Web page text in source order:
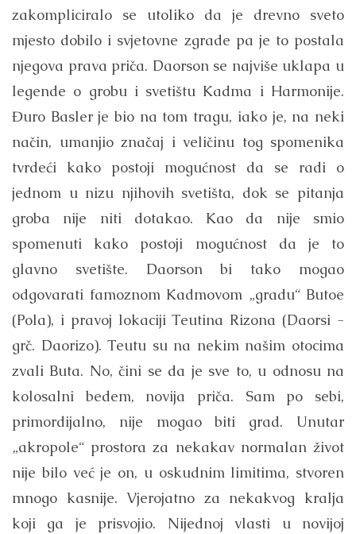
zakompliciralo se utoliko da je drevno sveto
mjesto dobilo i svjetovne zgrade pa je to postala
njegova prava priča. Daorson se najviše uklapa u
legende o grobu i svetištu Kadma i Harmonije.
Đuro Basler je bio na tom tragu, iako je, na neki
način, umanjio značaj i veličinu tog spomenika
tvrdeći kako postoji mogućnost da se radi o
jednom u nizu njihovih svetišta, dok se pitanja
groba nije niti dotakao. Kao da nije smio
spomenuti kako postoji mogućnost da je to
glavno svetište. Daorson bi tako mogao
odgovarati famoznom Kadmovom „gradu“ Butoe
(Pola), i pravoj lokaciji Teutina Rizona (Daorsi -
grč. Daorizo). Teutu su na nekim našim otocima
zvali Buta. No, čini se da je sve to, u odnosu na
kolosalni bedem, novija priča. Sam po sebi,
primordijalno, nije mogao biti grad. Unutar
„akropole“ prostora za nekakav normalan život
nije bilo već je on, u oskudnim limitima, stvoren
mnogo kasnije. Vjerojatno za nekakvog kralja
koji ga je prisvojio. Nijednoj vlasti u novijoj